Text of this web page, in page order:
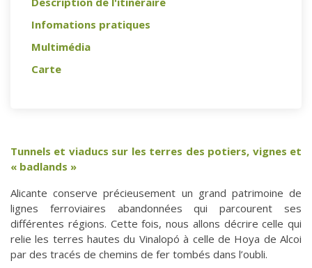
Infomations pratiques
Multimédia
Carte
Tunnels et viaducs sur les terres des potiers, vignes et
« badlands »
Alicante conserve précieusement un grand patrimoine de
lignes ferroviaires abandonnées qui parcourent ses
différentes régions. Cette fois, nous allons décrire celle qui
relie les terres hautes du Vinalopó à celle de Hoya de Alcoi
par des tracés de chemins de fer tombés dans l’oubli.